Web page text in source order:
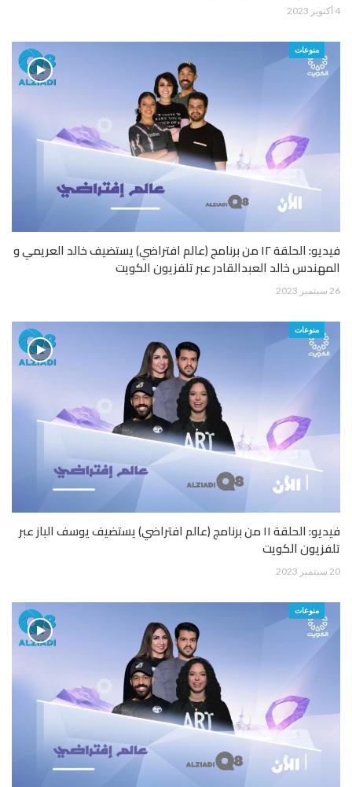
4 أكتوبر 2023
منوعات
فيديو: الحلقة ١٢ من برنامج (عالم افتراضي) يستضيف خالد العريمي و
المهندس خالد العبدالقادر عبر تلفزيون الكويت
26 سبتمبر 2023
منوعات
فيديو: الحلقة ١١ من برنامج (عالم افتراضي) يستضيف يوسف الباز عبر
تلفزيون الكويت
20 سبتمبر 2023
منوعات